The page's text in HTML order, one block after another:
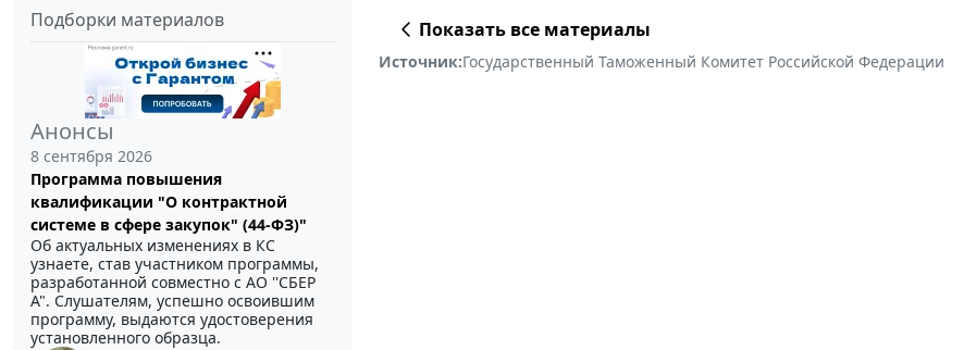
Подборки материалов
Анонсы
8 сентября 2026
Программа повышения
квалификации "О контрактной
системе в сфере закупок" (44-ФЗ)"
Об актуальных изменениях в КС
узнаете, став участником программы,
разработанной совместно с АО ''СБЕР
А". Слушателям, успешно освоившим
программу, выдаются удостоверения
установленного образца.
Показать все материалы
Источник:Государственный Таможенный Комитет Российской Федерации